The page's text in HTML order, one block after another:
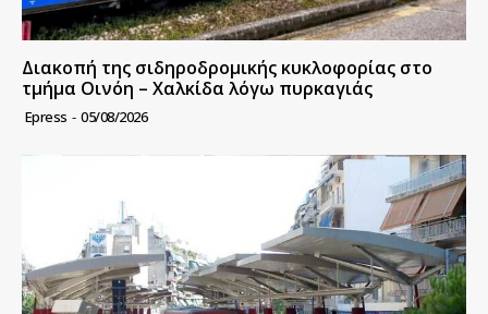
Διακοπή της σιδηροδρομικής κυκλοφορίας στο
τμήμα Οινόη – Χαλκίδα λόγω πυρκαγιάς
Epress - 05/08/2026